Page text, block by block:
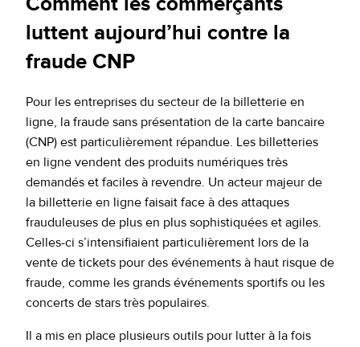
luttent aujourd’hui contre la
fraude CNP
Pour les entreprises du secteur de la billetterie en
ligne, la fraude sans présentation de la carte bancaire
(CNP) est particulièrement répandue. Les billetteries
en ligne vendent des produits numériques très
demandés et faciles à revendre. Un acteur majeur de
la billetterie en ligne faisait face à des attaques
frauduleuses de plus en plus sophistiquées et agiles.
Celles-ci s’intensifiaient particulièrement lors de la
vente de tickets pour des événements à haut risque de
fraude, comme les grands événements sportifs ou les
concerts de stars très populaires.
Il a mis en place plusieurs outils pour lutter à la fois